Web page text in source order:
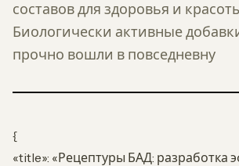
составов для здоровья и
Биологически активные
прочно вошли в повседневну
{
«title»: «Рецептуры БАД: разработка